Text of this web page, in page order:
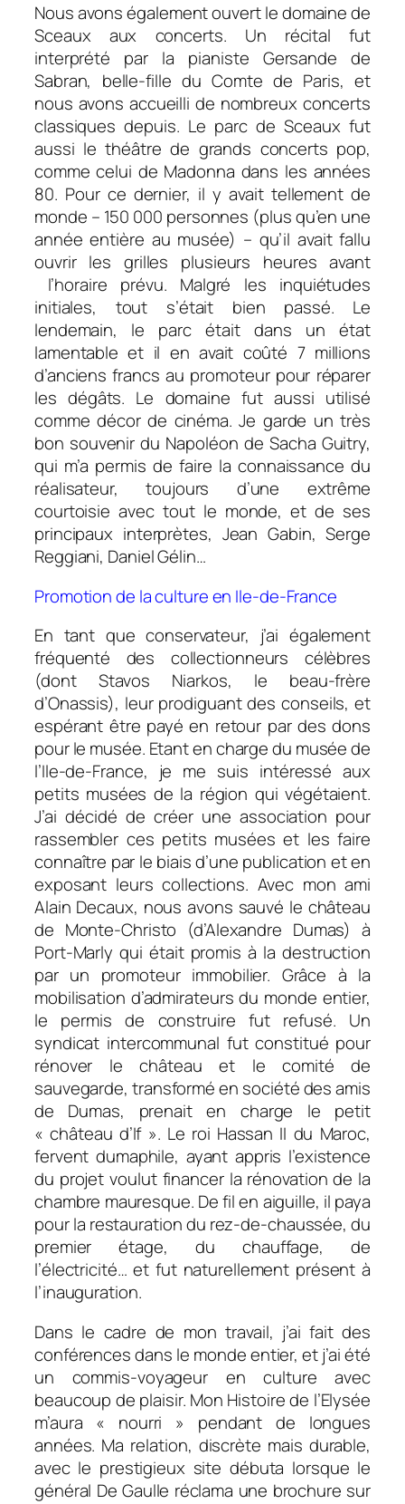
Nous avons également ouvert le domaine de
Sceaux aux concerts. Un récital fut
interprété par la pianiste Gersande de
Sabran, belle-fille du Comte de Paris, et
nous avons accueilli de nombreux concerts
classiques depuis. Le parc de Sceaux fut
aussi le théâtre de grands concerts pop,
comme celui de Madonna dans les années
80. Pour ce dernier, il y avait tellement de
monde – 150 000 personnes (plus qu’en une
année entière au musée) – qu’il avait fallu
ouvrir les grilles plusieurs heures avant
l’horaire prévu. Malgré les inquiétudes
initiales, tout s’était bien passé. Le
lendemain, le parc était dans un état
lamentable et il en avait coûté 7 millions
d’anciens francs au promoteur pour réparer
les dégâts. Le domaine fut aussi utilisé
comme décor de cinéma. Je garde un très
bon souvenir du Napoléon de Sacha Guitry,
qui m’a permis de faire la connaissance du
réalisateur, toujours d’une extrême
courtoisie avec tout le monde, et de ses
principaux interprètes, Jean Gabin, Serge
Reggiani, Daniel Gélin…
Promotion de la culture en Ile-de-France
En tant que conservateur, j’ai également
fréquenté des collectionneurs célèbres
(dont Stavos Niarkos, le beau-frère
d’Onassis), leur prodiguant des conseils, et
espérant être payé en retour par des dons
pour le musée. Etant en charge du musée de
l’Ile-de-France, je me suis intéressé aux
petits musées de la région qui végétaient.
J’ai décidé de créer une association pour
rassembler ces petits musées et les faire
connaître par le biais d’une publication et en
exposant leurs collections. Avec mon ami
Alain Decaux, nous avons sauvé le château
de Monte-Christo (d’Alexandre Dumas) à
Port-Marly qui était promis à la destruction
par un promoteur immobilier. Grâce à la
mobilisation d’admirateurs du monde entier,
le permis de construire fut refusé. Un
syndicat intercommunal fut constitué pour
rénover le château et le comité de
sauvegarde, transformé en société des amis
de Dumas, prenait en charge le petit
« château d’If ». Le roi Hassan II du Maroc,
fervent dumaphile, ayant appris l’existence
du projet voulut financer la rénovation de la
chambre mauresque. De fil en aiguille, il paya
pour la restauration du rez-de-chaussée, du
premier étage, du chauffage, de
l’électricité… et fut naturellement présent à
l’inauguration.
Dans le cadre de mon travail, j’ai fait des
conférences dans le monde entier, et j’ai été
un commis-voyageur en culture avec
beaucoup de plaisir. Mon Histoire de l’Elysée
m’aura « nourri » pendant de longues
années. Ma relation, discrète mais durable,
avec le prestigieux site débuta lorsque le
général De Gaulle réclama une brochure sur